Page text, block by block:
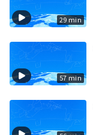
29 min
57 min